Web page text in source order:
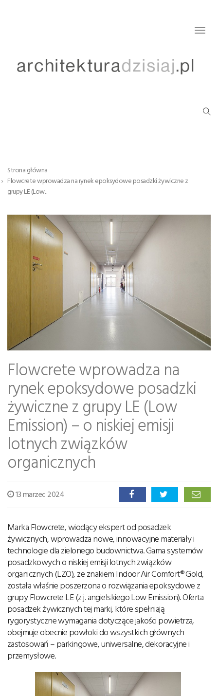
Strona główna
Flowcrete wprowadza na rynek epoksydowe posadzki żywiczne z
grupy LE (Low...
Flowcrete wprowadza na
rynek epoksydowe posadzki
żywiczne z grupy LE (Low
Emission) – o niskiej emisji
lotnych związków
organicznych
13 marzec 2024
Marka Flowcrete, wiodący ekspert od posadzek
żywicznych, wprowadza nowe, innowacyjne materiały i
technologie dla zielonego budownictwa. Gama systemów
posadzkowych o niskiej emisji lotnych związków
organicznych (LZO), ze znakiem Indoor Air Comfort® Gold,
została właśnie poszerzona o rozwiązania epoksydowe z
grupy Flowcrete LE (z j. angielskiego Low Emission). Oferta
posadzek żywicznych tej marki, które spełniają
rygorystyczne wymagania dotyczące jakości powietrza,
obejmuje obecnie powłoki do wszystkich głównych
zastosowań – parkingowe, uniwersalne, dekoracyjne i
przemysłowe.